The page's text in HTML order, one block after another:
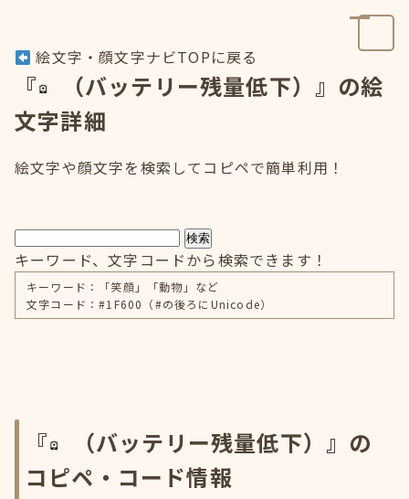
絵文字・顔文字ナビTOPに戻る
『
（バッテリー残量低下）』の絵
文字詳細
絵文字や顔文字を検索してコピペで簡単利用！
検索
キーワード、文字コードから検索できます！
キーワード：「笑顔」「動物」など
文字コード：#1F600（#の後ろにUnicode）
『
（バッテリー残量低下）』の
コピペ・コード情報